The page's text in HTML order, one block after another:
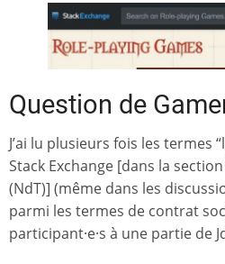
Question de
J’ai lu plusieurs fois les termes
Stack Exchange [dans la
(NdT)] (même dans les
parmi les termes de contrat
participant·e·s à une partie de